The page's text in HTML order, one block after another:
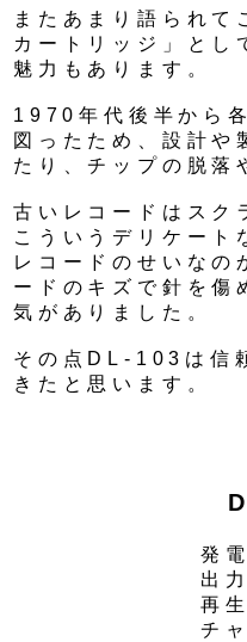
またあまり語られ
カートリッジ」とし
魅力もあります。
1970年代後半から
図ったため、設計や
たり、チップの脱落
古いレコードはスク
こういうデリケート
レコードのせいな
ードのキズで針を傷
気がありました。
その点DL-103は信
きたと思います。
発
出
再
チ